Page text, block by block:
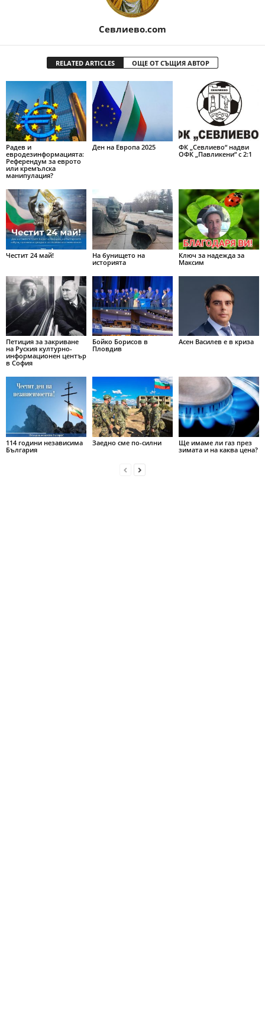
Севлиево.com
RELATED ARTICLES ОЩЕ ОТ СЪЩИЯ АВТОР
Радев и
евродезинформацията:
Референдум за еврото
или кремълска
манипулация?
Ден на Европа 2025
ФК „Севлиево“ надви
ОФК „Павликени“ с 2:1
Честит 24 май!
На бунището на
историята
Ключ за надежда за
Максим
Петиция за закриване
на Руския културно-
информационен център
в София
Бойко Борисов в
Пловдив
Асен Василев е в криза
114 години независима
България
Заедно сме по-силни
Ще имаме ли газ през
зимата и на каква цена?